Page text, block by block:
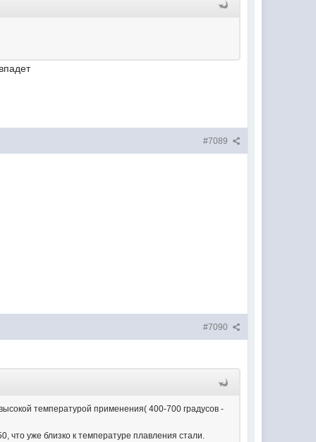
#7089
#7090
температурой применения( 400-700 градусов -
уже близко к температуре плавления стали.